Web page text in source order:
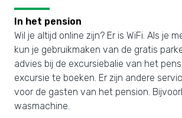
In het pension
Wil je altijd online zijn? Er is WiFi. Als je
kun je gebruikmaken van de gratis
advies bij de excursiebalie van het
excursie te boeken. Er zijn andere
voor de gasten van het pension.
wasmachine.